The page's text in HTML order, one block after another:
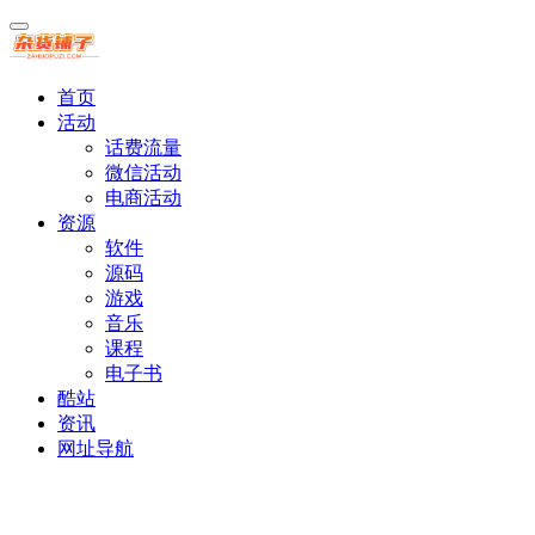
首页
活动
话费流量
微信活动
电商活动
资源
软件
源码
游戏
音乐
课程
电子书
酷站
资讯
网址导航